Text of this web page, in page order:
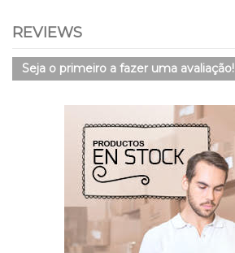
REVIEWS
Seja o primeiro a fazer uma avaliação!